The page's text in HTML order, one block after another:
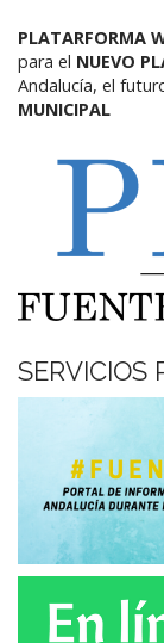
PLATARFORMA
para el NUEVO
Andalucía, el
MUNICIPAL
SERVICIOS